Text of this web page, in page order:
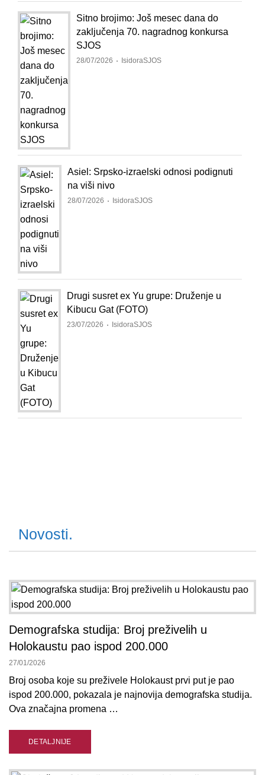
Sitno brojimo: Još mesec dana do
zaključenja 70. nagradnog konkursa
SJOS
28/07/2026 IsidoraSJOS
Asiel: Srpsko-izraelski odnosi podignuti
na viši nivo
28/07/2026 IsidoraSJOS
Drugi susret ex Yu grupe: Druženje u
Kibucu Gat (FOTO)
23/07/2026 IsidoraSJOS
Novosti.
Demografska studija: Broj preživelih u
Holokaustu pao ispod 200.000
27/01/2026
Broj osoba koje su preživele Holokaust prvi put je pao
ispod 200.000, pokazala je najnovija demografska studija.
Ova značajna promena …
DETALJNIJE